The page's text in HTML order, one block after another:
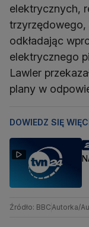
elektrycznych,
trzyrzędowego,
odkładając
elektrycznego
Lawler
plany w
DOWIEDZ SIĘ
Źródło: BBCAutorka/